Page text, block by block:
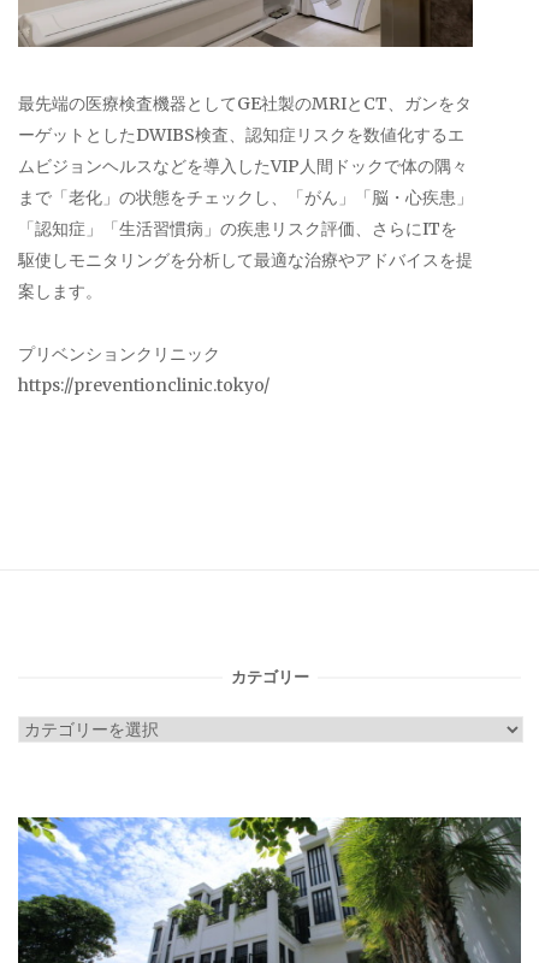
最先端の医療検査機器としてGE社製のMRIとCT、ガンをタ
ーゲットとしたDWIBS検査、認知症リスクを数値化するエ
ムビジョンヘルスなどを導入したVIP人間ドックで体の隅々
まで「老化」の状態をチェックし、「がん」「脳・心疾患」
「認知症」「生活習慣病」の疾患リスク評価、さらにITを
駆使しモニタリングを分析して最適な治療やアドバイスを提
案します。
プリベンションクリニック
https://preventionclinic.tokyo/
カテゴリー
カ
リ
ー